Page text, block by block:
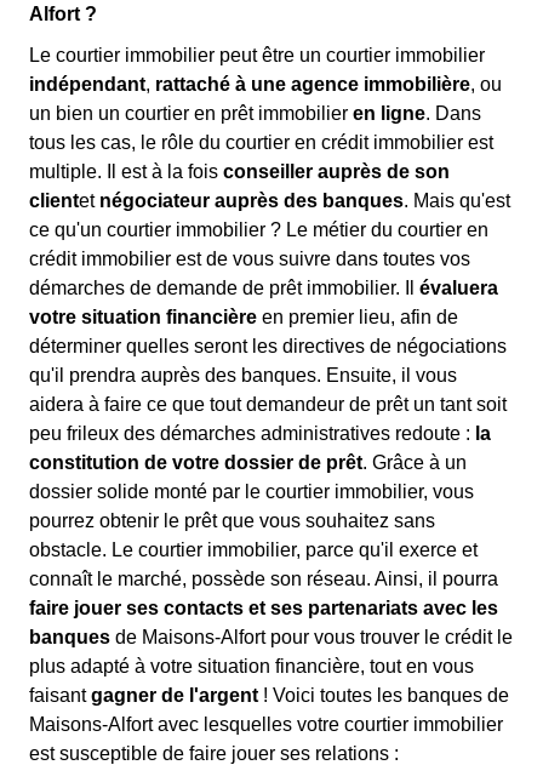
Alfort ?
Le courtier immobilier peut être un courtier immobilier
indépendant, rattaché à une agence immobilière, ou
un bien un courtier en prêt immobilier en ligne. Dans
tous les cas, le rôle du courtier en crédit immobilier est
multiple. Il est à la fois conseiller auprès de son
clientet négociateur auprès des banques. Mais qu'est
ce qu'un courtier immobilier ? Le métier du courtier en
crédit immobilier est de vous suivre dans toutes vos
démarches de demande de prêt immobilier. Il évaluera
votre situation financière en premier lieu, afin de
déterminer quelles seront les directives de négociations
qu'il prendra auprès des banques. Ensuite, il vous
aidera à faire ce que tout demandeur de prêt un tant soit
peu frileux des démarches administratives redoute : la
constitution de votre dossier de prêt. Grâce à un
dossier solide monté par le courtier immobilier, vous
pourrez obtenir le prêt que vous souhaitez sans
obstacle. Le courtier immobilier, parce qu'il exerce et
connaît le marché, possède son réseau. Ainsi, il pourra
faire jouer ses contacts et ses partenariats avec les
banques de Maisons-Alfort pour vous trouver le crédit le
plus adapté à votre situation financière, tout en vous
faisantgagner de l'argent ! Voici toutes les banques de
Maisons-Alfort avec lesquelles votre courtier immobilier
est susceptible de faire jouer ses relations :